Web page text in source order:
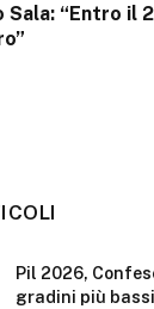
Sala: “Entro il
Pil 2026,
gradini più